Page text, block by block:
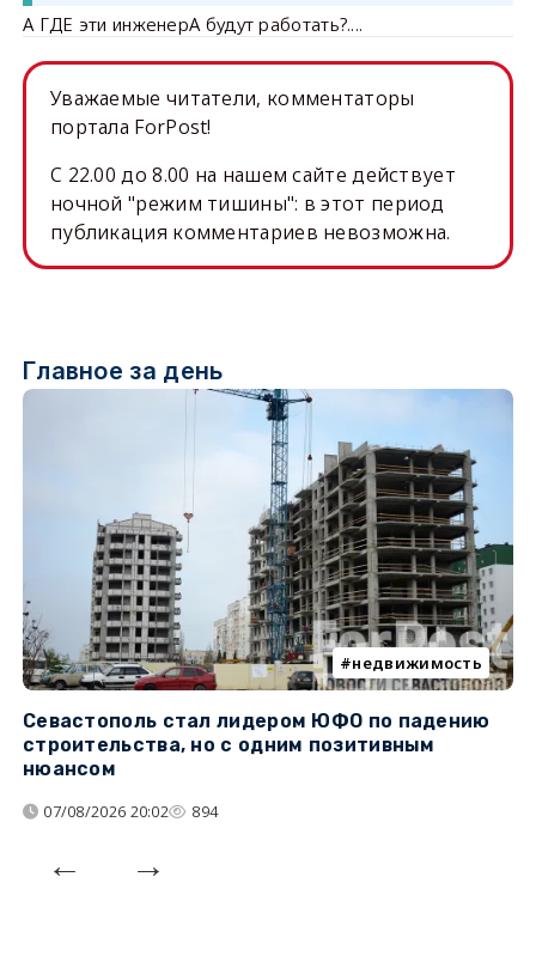
А ГДЕ эти инженерА будут работать?....
Уважаемые читатели, комментаторы
портала ForPost!
C 22.00 до 8.00 на нашем сайте действует
ночной "режим тишины": в этот период
публикация комментариев невозможна.
Главное за день
недвижимость
Севастополь стал лидером ЮФО по падению
строительства, но с одним позитивным
нюансом
07/08/2026 20:02 894